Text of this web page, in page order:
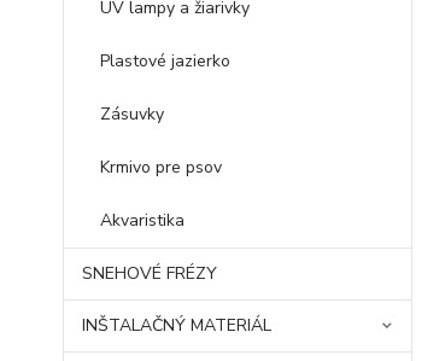
UV lampy a žiarivky
Plastové jazierko
Zásuvky
Krmivo pre psov
Akvaristika
SNEHOVÉ FRÉZY
INŠTALAČNÝ MATERIÁL